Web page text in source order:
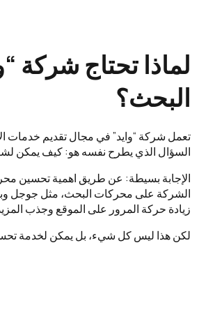
لماذا تحتاج
البحث؟
تعمل شركة “وايد” في مجال تقديم خدمات
السؤال الذي يطرح نفسه هو: كيف يمكن
الإجابة بسيطة: عن طريق اهمية تحسين
الشركة على محركات البحث، مثل جوجل
زيادة حركة المرور على الموقع وجذب
لكن هذا ليس كل شيء، بل يمكن لخدمة